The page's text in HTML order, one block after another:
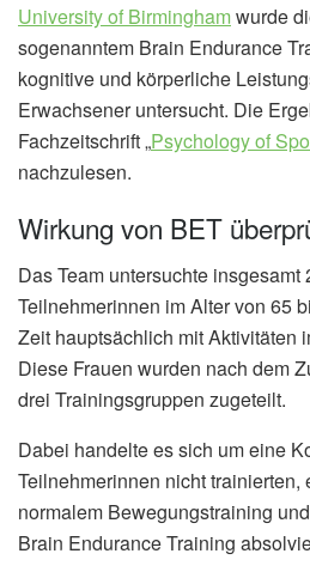
University of Birminghamwurde
sogenanntem Brain Endurance
kognitive und körperliche
Erwachsener untersucht. Die
Fachzeitschrift „Psychology of
nachzulesen.
Wirkung von BET
Das Team untersuchte insgesamt
Teilnehmerinnen im Alter von 65
Zeit hauptsächlich mit Aktivitäten
Diese Frauen wurden nach dem
drei Trainingsgruppen zugeteilt.
Dabei handelte es sich um eine
Teilnehmerinnen nicht trainierten,
normalem Bewegungstraining
Brain Endurance Training